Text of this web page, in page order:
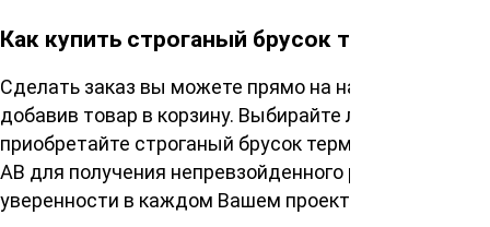
Как купить строганый брусок термососны?
Сделать заказ вы можете прямо на нашем сайте,
добавив товар в корзину. Выбирайте лучшее –
приобретайте строганый брусок термососна сорт
АВ для получения непревзойденного результата и
уверенности в каждом Вашем проекте.